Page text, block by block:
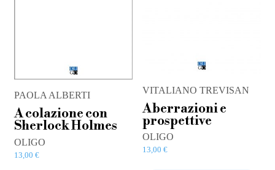
PAOLA ALBERTI
A colazione con
Sherlock Holmes
OLIGO
13,00 €
VITALIANO TREVISAN
Aberrazioni e
prospettive
OLIGO
13,00€